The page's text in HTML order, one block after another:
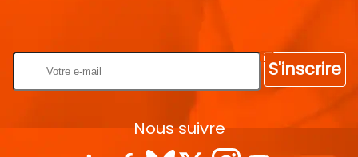
S'inscrire
Nous suivre